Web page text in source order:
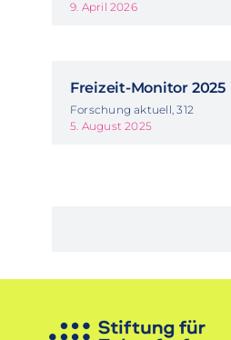
9. April 2026
Freizeit-Monitor 2025
Forschung aktuell, 312
5. August 2025